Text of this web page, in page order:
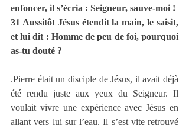
enfoncer, il s’écria : Seigneur, sauve-moi !
31 Aussitôt Jésus étendit la main, le saisit,
et lui dit : Homme de peu de foi, pourquoi
as-tu douté ?
.Pierre était un disciple de Jésus, il avait déjà
été rendu juste aux yeux du Seigneur. Il
voulait vivre une expérience avec Jésus en
allant vers lui sur l’eau. Il s’est vite retrouvé